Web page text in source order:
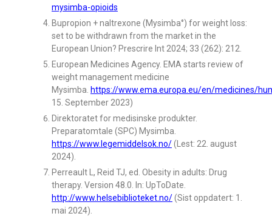
mysimba-opioids
Bupropion + naltrexone (Mysimba°) for weight loss:
set to be withdrawn from the market in the
European Union? Prescrire Int 2024; 33 (262): 212.
European Medicines Agency. EMA starts review of
weight management medicine
Mysimba. https://www.ema.europa.eu/en/medicines/
15. September 2023)
Direktoratet for medisinske produkter.
Preparatomtale (SPC) Mysimba.
https://www.legemiddelsok.no/(Lest: 22. august
2024).
Perreault L, Reid TJ, ed. Obesity in adults: Drug
therapy. Version 48.0. In: UpToDate.
http://www.helsebiblioteket.no/(Sist oppdatert: 1.
mai 2024).